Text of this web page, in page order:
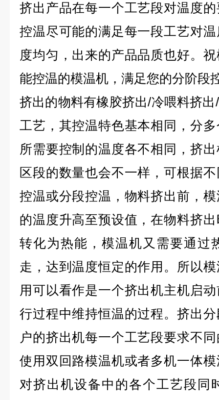
挤出产品在每一个工艺段对温度
控温尽可能的满足每一段工艺对
度均匀，出来的产品品质也好。
能控温的模温机 ，满足您的分阶段
挤出的物料有橡胶挤出/冷喂料挤出/
工艺，其控温特色基本相同，分
所需要控制的温度各不相同，挤
区段的数量也会不一样，可根据
控温或分段控温，物料挤出前，
的温度升高至预设值，在物料挤
转化为热能，模温机又需要通过
走，达到温度恒定的作用。所以
用可以看作是一个挤出机主机启
行过程中维持恒温的过程。挤出
户的挤出机每一个工艺段要求不
使用双回路模温机或者多机一体
对挤出机设备中的各个工艺段同